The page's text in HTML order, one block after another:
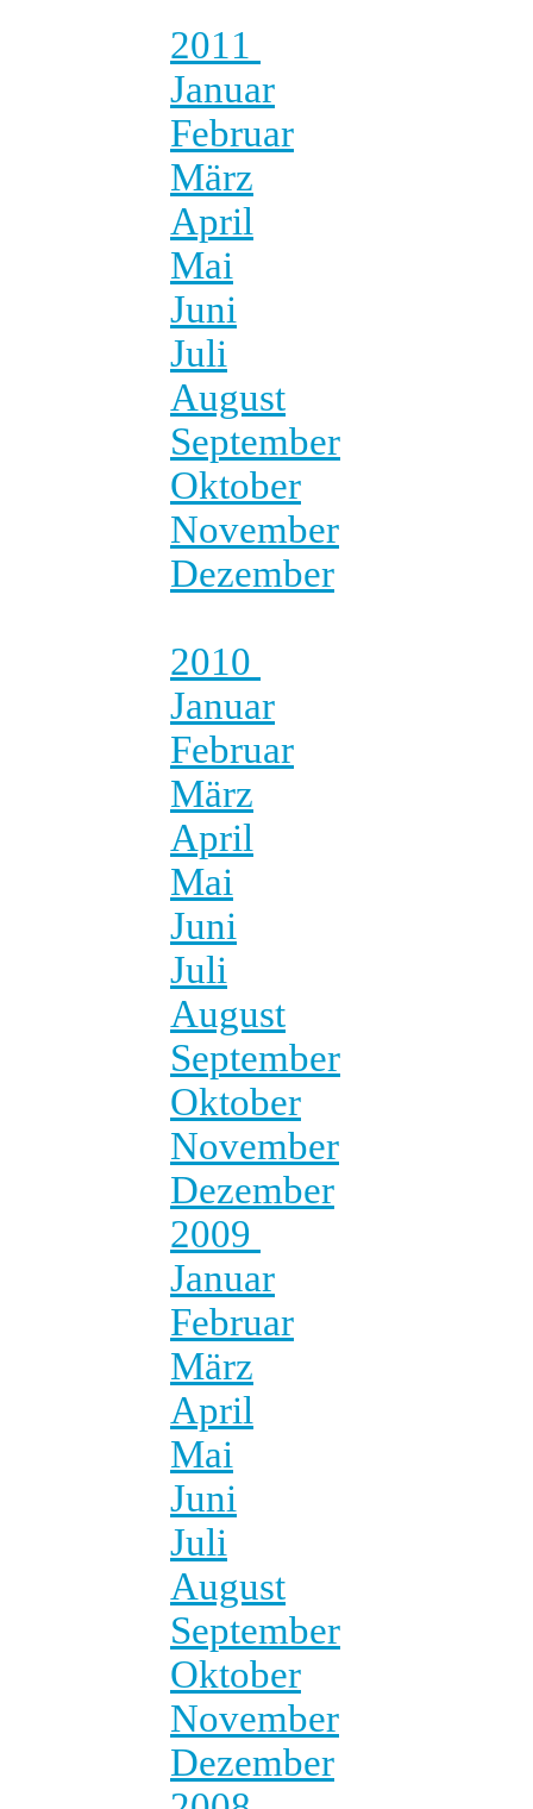
2011
Januar
Februar
März
April
Mai
Juni
Juli
August
September
Oktober
November
Dezember
2010
Januar
Februar
März
April
Mai
Juni
Juli
August
September
Oktober
November
Dezember
2009
Januar
Februar
März
April
Mai
Juni
Juli
August
September
Oktober
November
Dezember